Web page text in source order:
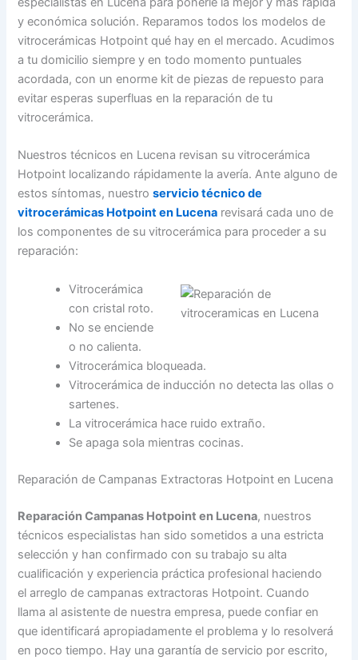
y económica solución. Reparamos todos los modelos de
vitrocerámicas Hotpoint qué hay en el mercado. Acudimos
a tu domicilio siempre y en todo momento puntuales
acordada, con un enorme kit de piezas de repuesto para
evitar esperas superfluas en la reparación de tu
vitrocerámica.
Nuestros técnicos en Lucena revisan su vitrocerámica
Hotpoint localizando rápidamente la avería. Ante alguno de
estos síntomas, nuestroservicio técnico de
vitrocerámicas Hotpoint en Lucena revisará cada uno de
los componentes de su vitrocerámica para proceder a su
reparación:
Vitrocerámica
con cristal roto.
No se enciende
o no calienta.
Vitrocerámica bloqueada.
Vitrocerámica de inducción no detecta las ollas o
sartenes.
La vitrocerámica hace ruido extraño.
Se apaga sola mientras cocinas.
Reparación de Campanas Extractoras Hotpoint en Lucena
Reparación Campanas Hotpoint en Lucena, nuestros
técnicos especialistas han sido sometidos a una estricta
selección y han confirmado con su trabajo su alta
cualificación y experiencia práctica profesional haciendo
el arreglo de campanas extractoras Hotpoint. Cuando
llama al asistente de nuestra empresa, puede confiar en
que identificará apropiadamente el problema y lo resolverá
en poco tiempo. Hay una garantía de servicio por escrito,